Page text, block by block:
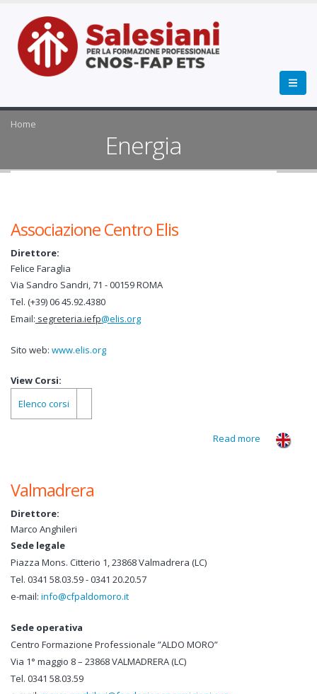
Home
Energia
Associazione Centro Elis
Direttore:
Felice Faraglia
Via Sandro Sandri, 71 - 00159 ROMA
Tel. (+39) 06 45.92.4380
Email: segreteria.iefp@elis.org
Sito web: www.elis.org
View Corsi:
Elenco corsi
Read more about
Valmadrera
Direttore:
Marco Anghileri
Sede legale
Piazza Mons. Citterio 1, 23868 Valmadrera (LC)
Tel. 0341 58.03.59 - 0341 20.20.57
e-mail: info@cfpaldomoro.it
Sede operativa
Centro Formazione Professionale ”ALDO MORO”
Via 1° maggio 8 – 23868 VALMADRERA (LC)
Tel. 0341 58.03.59